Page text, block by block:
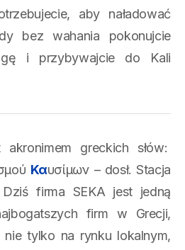
aby naładować
bez wahania pokonujcie
i przybywajcie do Kali
greckich słów:
Καυσίμων – dosł. Stacja
firma SEKA jest jedną
firm w Grecji,
nie tylko na rynku lokalnym,